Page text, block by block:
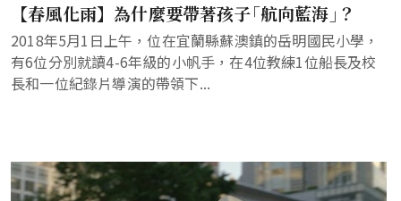
【春風化雨】為什麼要帶著孩子｢航向藍海｣？
2018年5月1日上午，位在宜蘭縣蘇澳鎮的岳明國民小學，
有6位分別就讀4-6年級的小帆手，在4位教練1位船長及校
長和一位紀錄片導演的帶領下...